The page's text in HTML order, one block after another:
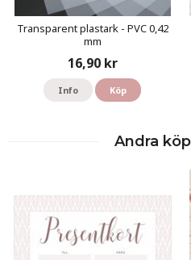
Transparent plastark - PVC 0,42
mm
16,90 kr
Info Köp
Andra